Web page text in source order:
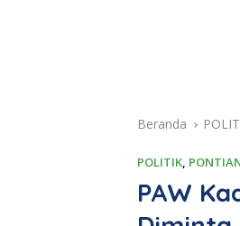
Beranda
POLITIK,
PAW